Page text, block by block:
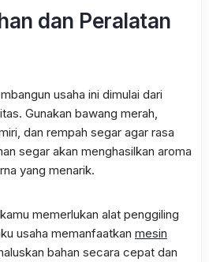
dan Peralatan
usaha ini dimulai dari
Gunakan bawang merah,
dan rempah segar agar rasa
segar akan menghasilkan aroma
yang menarik.
memerlukan alat penggiling
usaha memanfaatkan mesin
bahan secara cepat dan